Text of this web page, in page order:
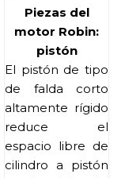
Piezas del
motor Robin:
pistón
El pistón de tipo
de falda corto
altamente rígido
reduce el
espacio libre de
cilindro a pistón